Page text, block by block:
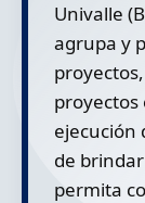
Univalle
agrupa y
proyectos
ejecución
de
permita